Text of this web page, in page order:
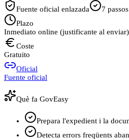
Fuente oficial enlazada
7 passos
Plazo
Inmediato online (justificante al enviar)
Coste
Gratuito
Oficial
Fuente oficial
Què fa GovEasy
Prepara l'expedient i la
Detecta errors freqüents